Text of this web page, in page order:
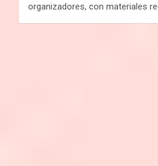
organizadores, con materiales